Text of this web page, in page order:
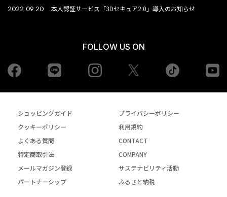
2022.09.20 本人認証サービス「3Dセキュア2.0」導入のお知らせ
FOLLOW US ON
Facebook Instagram tiktok
ショッピングガイド
プライバシーポリシー
クッキーポリシー
利用規約
よくある質問
CONTACT
特定商取引法
COMPANY
メールマガジン登録
サステナビリティ活動
パートナーシップ
ふるさと納税